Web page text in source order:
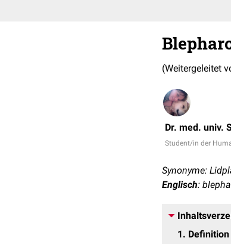
(Weitergeleitet
Dr. med. univ.
Student/in der
Synonyme:
Englisch:
1
Definition